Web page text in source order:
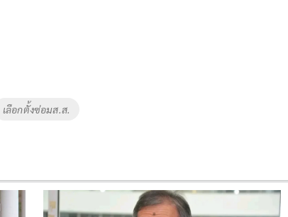
เลือกตั้งซ่อมส.ส.